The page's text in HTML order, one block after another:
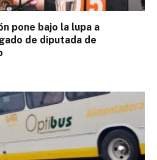
pone bajo la lupa a
de diputada de